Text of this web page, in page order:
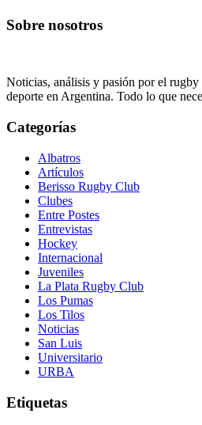
Sobre nosotros
Noticias, análisis y pasión por el rugby
deporte en Argentina. Todo lo que
Categorías
Albatros
Artículos
Berisso Rugby Club
Clubes
Entre Postes
Entrevistas
Hockey
Internacional
Juveniles
La Plata Rugby Club
Los Pumas
Los Tilos
Noticias
San Luis
Universitario
URBA
Etiquetas